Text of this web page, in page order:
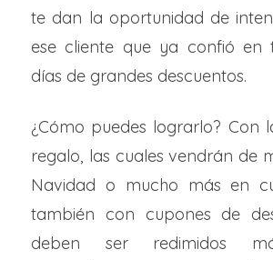
te dan la oportunidad de
ese cliente que ya confió en
días de grandes descuentos.
¿Cómo puedes lograrlo? Con
regalo, las cuales vendrán de
Navidad o mucho más en
también con cupones de
deben ser redimidos